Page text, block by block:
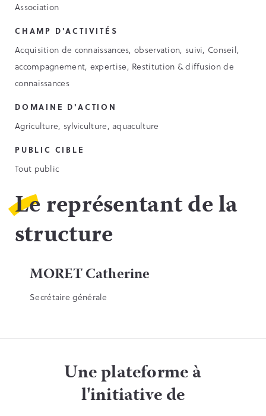
Association
CHAMP D'ACTIVITÉS
Acquisition de connaissances, observation, suivi, Conseil,
accompagnement, expertise, Restitution & diffusion de
connaissances
DOMAINE D'ACTION
Agriculture, sylviculture, aquaculture
PUBLIC CIBLE
Tout public
Le représentant de la
structure
MORET Catherine
Secrétaire générale
Une plateforme à
l'initiative de